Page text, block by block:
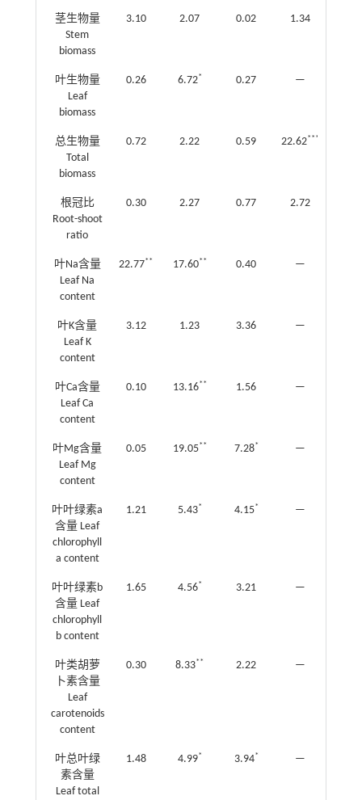
茎生物量
Stem
biomass
3.10 2.07 0.02 1.34
叶生物量
Leaf
biomass
0.26 6.72* 0.27 —
总生物量
Total
biomass
0.72 2.22 0.59 22.62***
根冠比
Root-shoot
ratio
0.30 2.27 0.77 2.72
叶Na含量
Leaf Na
content
22.77** 17.60** 0.40 —
叶K含量
Leaf K
content
3.12 1.23 3.36 —
叶Ca含量
Leaf Ca
content
0.10 13.16** 1.56 —
叶Mg含量
Leaf Mg
content
0.05 19.05** 7.28* —
叶叶绿素a
含量 Leaf
chlorophyll
a content
1.21 5.43* 4.15* —
叶叶绿素b
含量 Leaf
chlorophyll
b content
1.65 4.56* 3.21 —
叶类胡萝
卜素含量
Leaf
carotenoids
content
0.30 8.33** 2.22 —
叶总叶绿
素含量
Leaf total
1.48 4.99* 3.94* —